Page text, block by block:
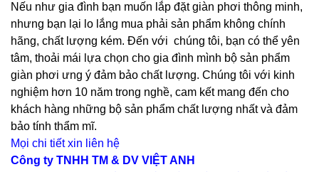
Nếu như gia đình bạn muốn lắp đặt giàn phơi thông minh,
nhưng bạn lại lo lắng mua phải sản phẩm không chính
hãng, chất lượng kém. Đến với chúng tôi, bạn có thể yên
tâm, thoải mái lựa chọn cho gia đình mình bộ sản phẩm
giàn phơi ưng ý đảm bảo chất lượng. Chúng tôi với kinh
nghiệm hơn 10 năm trong nghề, cam kết mang đến cho
khách hàng những bộ sản phẩm chất lượng nhất và đảm
bảo tính thẩm mĩ.
Mọi chi tiết xin liên hệ
Công ty TNHH TM & DV VIỆT ANH